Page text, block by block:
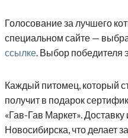
Голосование за лучшего
специальном сайте —
ссылке. Выбор победителя
Каждый питомец, который
получит в подарок
«Гав-Гав Маркет».
Новосибирска, что делает